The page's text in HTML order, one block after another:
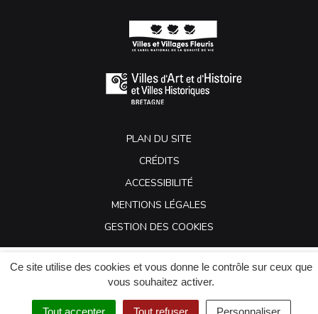
Ce site utilise des cookies et vous donne le contrôle sur ceux que
vous souhaitez activer.
Tout accepter Tout refuser Personnaliser
PLAN DU SITE
CRÉDITS
ACCESSIBILITÉ
MENTIONS LÉGALES
GESTION DES COOKIES